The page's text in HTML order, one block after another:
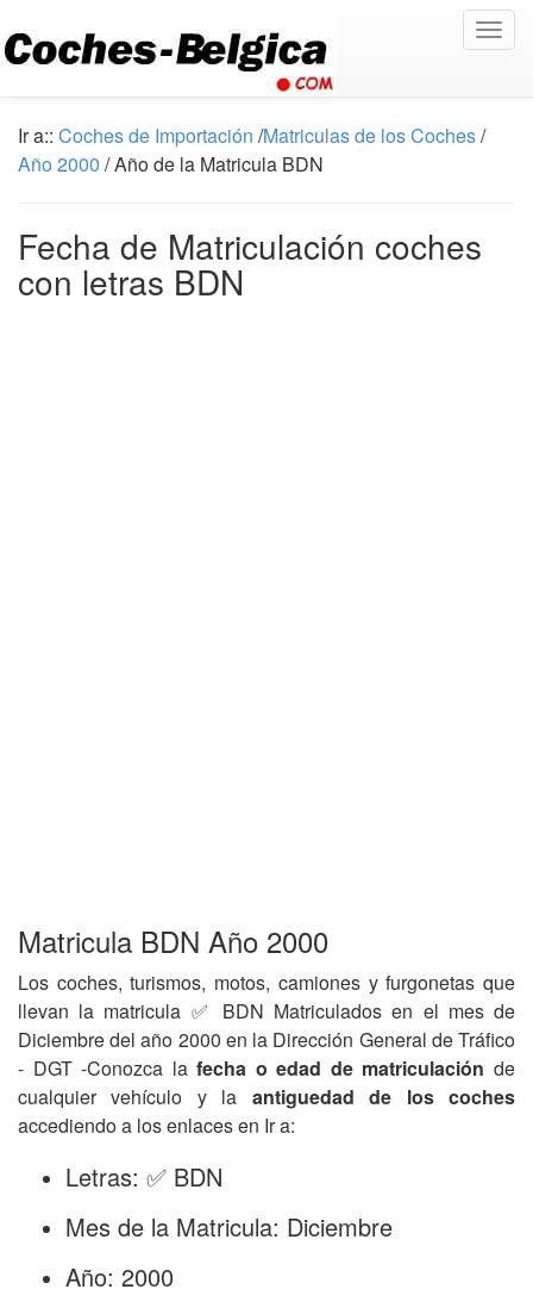
Ir a:: Coches de Importación /Matriculas de los Coches/
Año 2000 / Año de la Matricula BDN
Fecha de Matriculación coches
con letras BDN
Matricula BDN Año 2000
Los coches, turismos, motos, camiones y furgonetas que
llevan la matricula ✅ BDN Matriculados en el mes de
Diciembre del año 2000 en la Dirección General de Tráfico
- DGT -Conozca lafecha o edad de matriculación de
cualquier vehículo y la antiguedad de los coches
accediendo a los enlaces en Ir a:
Letras: ✅ BDN
Mes de la Matricula: Diciembre
Año: 2000